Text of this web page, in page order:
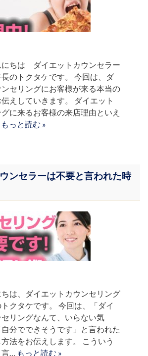
にちは ダイエットカウンセラー
のトクタケです。 今回は、ダ
セリングにお客様が来る本当の
えしていきます。 ダイエット
に来るお客様の来店理由といえ
もっと読む »
ンセラーは不要と言われた時
は、ダイエットカウンセリング
クタケです。 今回は、「ダイ
リングなんて、いらない気
分でできそうです」と言われた
法をお伝えします。 こういう
言… もっと読む »